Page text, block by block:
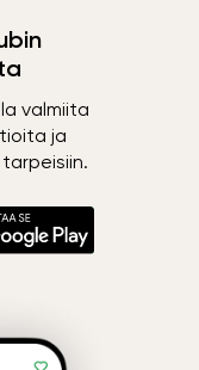
valmiita
ja